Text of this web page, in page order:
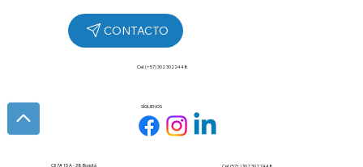
SÍGUENOS
Cel: (+57) 302 3022448
Cll 7# 15 A - 38 Bogotá Cel: (57+) 302 3022448